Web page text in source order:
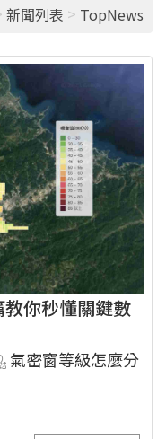
新聞列表 > TopNews
你秒懂關鍵數
氣密窗等級怎麼分